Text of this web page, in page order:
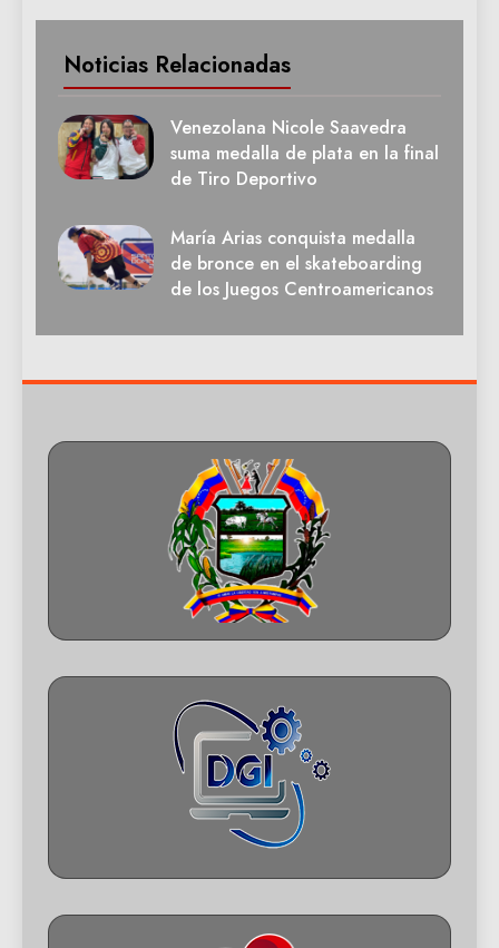
Noticias Relacionadas
Venezolana Nicole Saavedra
suma medalla de plata en la final
de Tiro Deportivo
María Arias conquista medalla
de bronce en el skateboarding
de los Juegos Centroamericanos